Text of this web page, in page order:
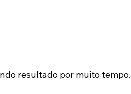
resultado por muito tempo.